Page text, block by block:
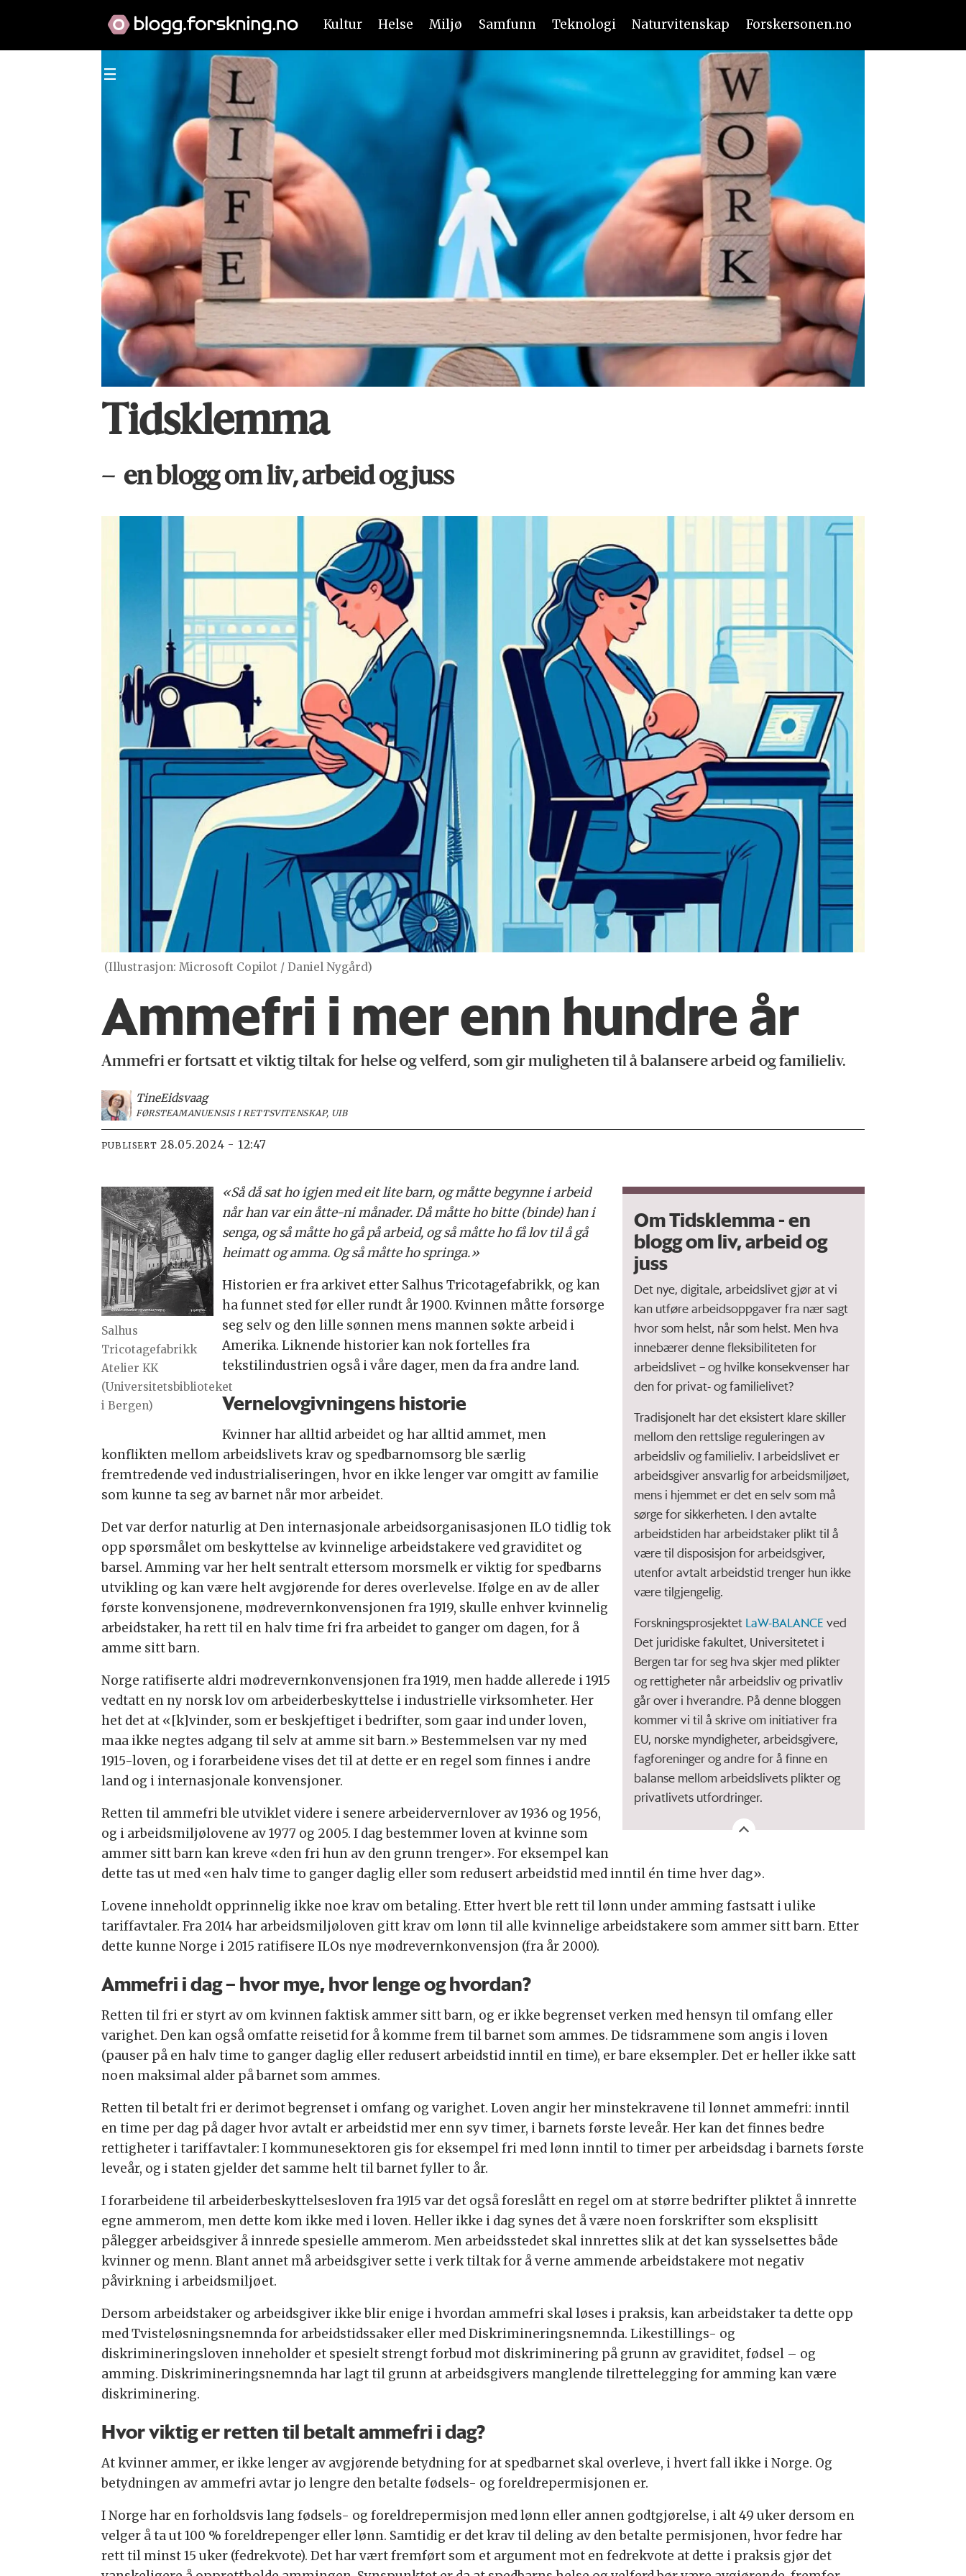
Kultur Helse Miljø Samfunn Teknologi Naturvitenskap Forskersonen.no
Tidsklemma
– en blogg om liv, arbeid og juss
(Illustrasjon: Microsoft Copilot / Daniel Nygård)
Ammefri i mer enn hundre år
Ammefri er fortsatt et viktig tiltak for helse og velferd, som gir muligheten til å balansere arbeid og familieliv.
TineEidsvaag
FØRSTEAMANUENSIS I RETTSVITENSKAP, UIB
PUBLISERT 28.05.2024 - 12:47
Salhus
Tricotagefabrikk
Atelier KK
(Universitetsbiblioteket
i Bergen)
Om Tidsklemma - en
blogg om liv, arbeid og
juss
Det nye, digitale, arbeidslivet gjør at vi
kan utføre arbeidsoppgaver fra nær sagt
hvor som helst, når som helst. Men hva
innebærer denne fleksibiliteten for
arbeidslivet – og hvilke konsekvenser har
den for privat- og familielivet?
Tradisjonelt har det eksistert klare skiller
mellom den rettslige reguleringen av
arbeidsliv og familieliv. I arbeidslivet er
arbeidsgiver ansvarlig for arbeidsmiljøet,
mens i hjemmet er det en selv som må
sørge for sikkerheten. I den avtalte
arbeidstiden har arbeidstaker plikt til å
være til disposisjon for arbeidsgiver,
utenfor avtalt arbeidstid trenger hun ikke
være tilgjengelig.
Forskningsprosjektet LaW-BALANCE ved
Det juridiske fakultet, Universitetet i
Bergen tar for seg hva skjer med plikter
og rettigheter når arbeidsliv og privatliv
går over i hverandre. På denne bloggen
kommer vi til å skrive om initiativer fra
EU, norske myndigheter, arbeidsgivere,
fagforeninger og andre for å finne en
balanse mellom arbeidslivets plikter og
privatlivets utfordringer.
«Så då sat ho igjen med eit lite barn, og måtte begynne i arbeid
når han var ein åtte-ni månader. Då måtte ho bitte (binde) han i
senga, og så måtte ho gå på arbeid, og så måtte ho få lov til å gå
heimatt og amma. Og så måtte ho springa.»
Historien er fra arkivet etter Salhus Tricotagefabrikk, og kan
ha funnet sted før eller rundt år 1900. Kvinnen måtte forsørge
seg selv og den lille sønnen mens mannen søkte arbeid i
Amerika. Liknende historier kan nok fortelles fra
tekstilindustrien også i våre dager, men da fra andre land.
Vernelovgivningens historie
Kvinner har alltid arbeidet og har alltid ammet, men
konflikten mellom arbeidslivets krav og spedbarnomsorg ble særlig
fremtredende ved industrialiseringen, hvor en ikke lenger var omgitt av familie
som kunne ta seg av barnet når mor arbeidet.
Det var derfor naturlig at Den internasjonale arbeidsorganisasjonen ILO tidlig tok
opp spørsmålet om beskyttelse av kvinnelige arbeidstakere ved graviditet og
barsel. Amming var her helt sentralt ettersom morsmelk er viktig for spedbarns
utvikling og kan være helt avgjørende for deres overlevelse. Ifølge en av de aller
første konvensjonene, mødrevernkonvensjonen fra 1919, skulle enhver kvinnelig
arbeidstaker, ha rett til en halv time fri fra arbeidet to ganger om dagen, for å
amme sitt barn.
Norge ratifiserte aldri mødrevernkonvensjonen fra 1919, men hadde allerede i 1915
vedtatt en ny norsk lov om arbeiderbeskyttelse i industrielle virksomheter. Her
het det at «[k]vinder, som er beskjeftiget i bedrifter, som gaar ind under loven,
maa ikke negtes adgang til selv at amme sit barn.» Bestemmelsen var ny med
1915-loven, og i forarbeidene vises det til at dette er en regel som finnes i andre
land og i internasjonale konvensjoner.
Retten til ammefri ble utviklet videre i senere arbeidervernlover av 1936 og 1956,
og i arbeidsmiljølovene av 1977 og 2005. I dag bestemmer loven at kvinne som
ammer sitt barn kan kreve «den fri hun av den grunn trenger». For eksempel kan
dette tas ut med «en halv time to ganger daglig eller som redusert arbeidstid med inntil én time hver dag».
Lovene inneholdt opprinnelig ikke noe krav om betaling. Etter hvert ble rett til lønn under amming fastsatt i ulike
tariffavtaler. Fra 2014 har arbeidsmiljøloven gitt krav om lønn til alle kvinnelige arbeidstakere som ammer sitt barn. Etter
dette kunne Norge i 2015 ratifisere ILOs nye mødrevernkonvensjon (fra år 2000).
Ammefri i dag – hvor mye, hvor lenge og hvordan?
Retten til fri er styrt av om kvinnen faktisk ammer sitt barn, og er ikke begrenset verken med hensyn til omfang eller
varighet. Den kan også omfatte reisetid for å komme frem til barnet som ammes. De tidsrammene som angis i loven
(pauser på en halv time to ganger daglig eller redusert arbeidstid inntil en time), er bare eksempler. Det er heller ikke satt
noen maksimal alder på barnet som ammes.
Retten til betalt fri er derimot begrenset i omfang og varighet. Loven angir her minstekravene til lønnet ammefri: inntil
en time per dag på dager hvor avtalt er arbeidstid mer enn syv timer, i barnets første leveår. Her kan det finnes bedre
rettigheter i tariffavtaler: I kommunesektoren gis for eksempel fri med lønn inntil to timer per arbeidsdag i barnets første
leveår, og i staten gjelder det samme helt til barnet fyller to år.
I forarbeidene til arbeiderbeskyttelsesloven fra 1915 var det også foreslått en regel om at større bedrifter pliktet å innrette
egne ammerom, men dette kom ikke med i loven. Heller ikke i dag synes det å være noen forskrifter som eksplisitt
pålegger arbeidsgiver å innrede spesielle ammerom. Men arbeidsstedet skal innrettes slik at det kan sysselsettes både
kvinner og menn. Blant annet må arbeidsgiver sette i verk tiltak for å verne ammende arbeidstakere mot negativ
påvirkning i arbeidsmiljøet.
Dersom arbeidstaker og arbeidsgiver ikke blir enige i hvordan ammefri skal løses i praksis, kan arbeidstaker ta dette opp
med Tvisteløsningsnemnda for arbeidstidssaker eller med Diskrimineringsnemnda. Likestillings- og
diskrimineringsloven inneholder et spesielt strengt forbud mot diskriminering på grunn av graviditet, fødsel – og
amming. Diskrimineringsnemnda har lagt til grunn at arbeidsgivers manglende tilrettelegging for amming kan være
diskriminering.
Hvor viktig er retten til betalt ammefri i dag?
At kvinner ammer, er ikke lenger av avgjørende betydning for at spedbarnet skal overleve, i hvert fall ikke i Norge. Og
betydningen av ammefri avtar jo lengre den betalte fødsels- og foreldrepermisjonen er.
I Norge har en forholdsvis lang fødsels- og foreldrepermisjon med lønn eller annen godtgjørelse, i alt 49 uker dersom en
velger å ta ut 100 % foreldrepenger eller lønn. Samtidig er det krav til deling av den betalte permisjonen, hvor fedre har
rett til minst 15 uker (fedrekvote). Det har vært fremført som et argument mot en fedrekvote at dette i praksis gjør det